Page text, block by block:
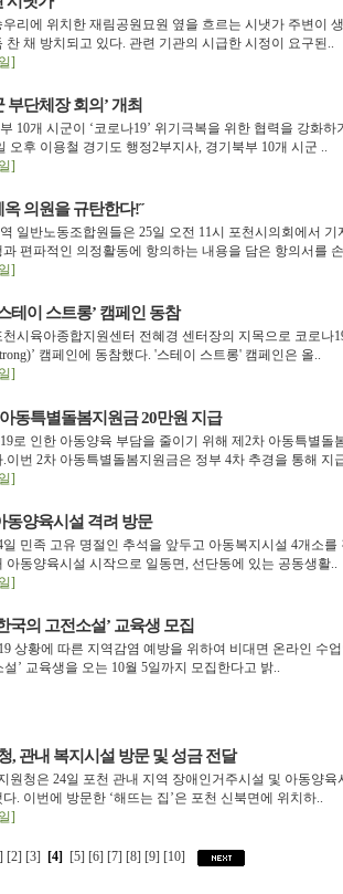
리에 위치한 재림공원묘원 옆을 흐르는 시냇가 주변이
찬 채 방치되고 있다. 관련 기관의 시급한 시정이 요구된..
]
부단체장 회의’ 개최
10개 시군이 ‘코로나19’ 위기극복을 위한 협력을 강화하
오후 이용철 경기도 행정2부지사, 경기북부 10개 시군 ..
]
의원을 규탄한다!˝
일반노동조합원들은 25일 오전 11시 포천시의회에서 기
편파적인 의정활동에 항의하는 내용을 담은 항의서를
]
테이 스트롱’ 캠페인 동참
시육아종합지원센터 전혜경 센터장의 지목으로 코로나
캠페인에 동참했다. '스테이 스트롱' 캠페인은 올..
]
동특별돌봄지원금 20만원 지급
로 인한 아동양육 부담을 줄이기 위해 제2차 아동특별돌
이번 2차 아동특별돌봄지원금은 정부 4차 추경을 통해 지
]
동양육시설 격려 방문
민족 고유 명절인 추석을 앞두고 아동복지시설 4개소를
아동양육시설 시작으로 일동면, 선단동에 있는 공동생활..
]
국의 고전소설’ 교육생 모집
상황에 따른 지역감염 예방을 위하여 비대면 온라인 수
’ 교육생을 오는 10월 5일까지 모집한다고 밝..
, 관내 복지시설 방문 및 성금 전달
원청은 24일 포천 관내 지역 장애인거주시설 및 아동양육
. 이번에 방문한 ‘해뜨는 집’은 포천 신북면에 위치하..
]
[2] [3] [4] [5] [6] [7] [8] [9] [10]